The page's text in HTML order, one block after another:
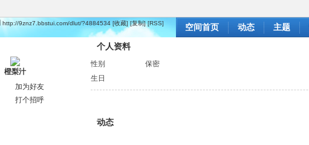
http://9znz7.bbstui.com/dlut/?4884534 [收藏] [复制] [RSS] 空间首页 动态 主题
橙梨汁
加为好友
打个招呼
个人资料
性别
保密
生日
动态